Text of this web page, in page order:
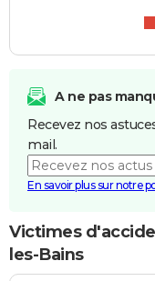
A ne pas
Recevez nos
mail.
En savoir plus sur notre
Victimes
les-Bains